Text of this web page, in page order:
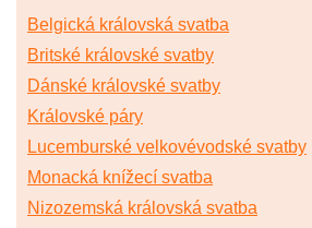
Belgická královská svatba
Britské královské svatby
Dánské královské svatby
Královské páry
Lucemburské velkovévodské svatby
Monacká knížecí svatba
Nizozemská královská svatba